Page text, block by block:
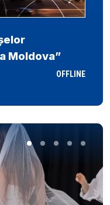
Moldova”
OFFLINE